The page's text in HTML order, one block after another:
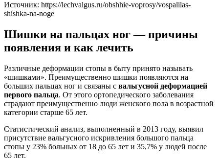
Источник: https://lechvalgus.ru/obshhie-voprosy/vospalilas-
shishka-na-noge
Шишки на пальцах ног — причины
появления и как лечить
Различные деформации стопы в быту принято называть
«шишками». Преимущественно шишки появляются на
больших пальцах ног и связаны с вальгусной деформацией
первого пальца. От этого ортопедического заболевания
страдают преимущественно люди женского пола в возрастной
категории старше 65 лет.
Статистический анализ, выполненный в 2013 году, выявил
присутствие вальгусного искривления большого пальца
стопы у 23% больных от 18 до 65 лет и 35,7% у людей после
65 лет.